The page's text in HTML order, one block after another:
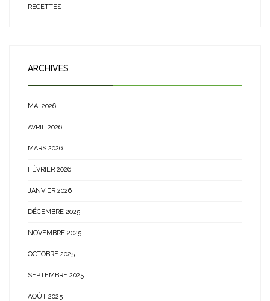
RECETTES
ARCHIVES
MAI 2026
AVRIL 2026
MARS 2026
FÉVRIER 2026
JANVIER 2026
DÉCEMBRE 2025
NOVEMBRE 2025
OCTOBRE 2025
SEPTEMBRE 2025
AOÛT 2025